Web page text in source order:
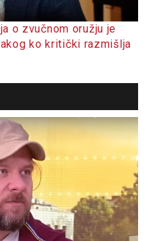
o zvučnom oružju je
ko kritički razmišlja